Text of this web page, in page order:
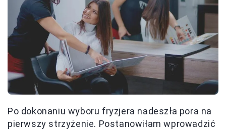
Po dokonaniu wyboru fryzjera nadeszła pora na
pierwszy strzyżenie. Postanowiłam wprowadzić